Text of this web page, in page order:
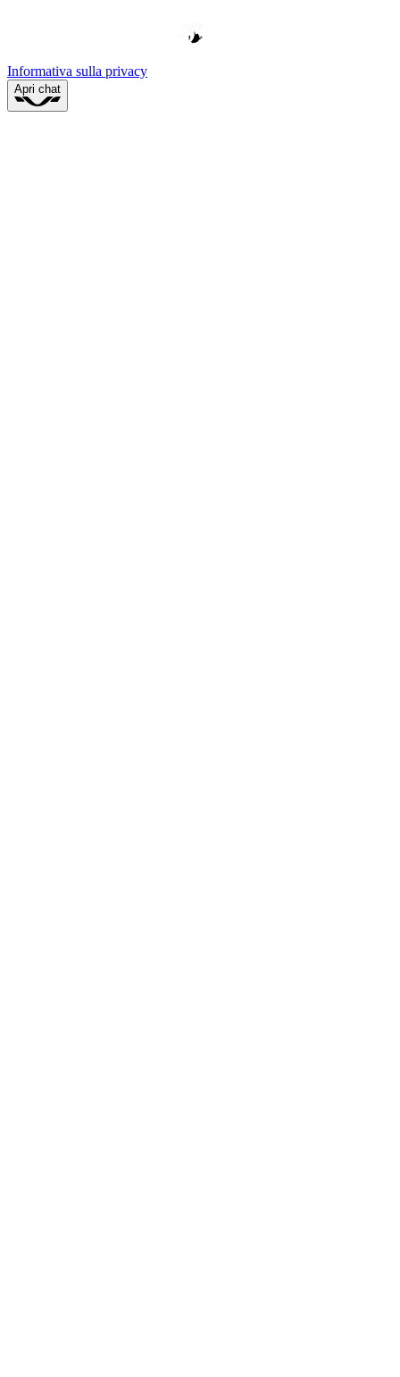
Informativa sulla privacy
P
O
W
E
R
E
D
*
B
Y
*
D
E
V
E
L
O
P
H
*
Apri chat